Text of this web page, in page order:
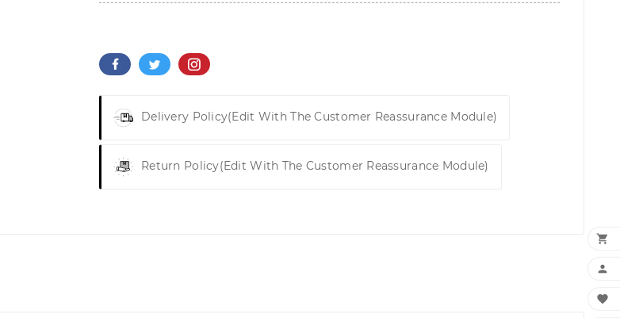
Delivery Policy(edit With The Customer Reassurance Module)
Return Policy(edit With The Customer Reassurance Module)


